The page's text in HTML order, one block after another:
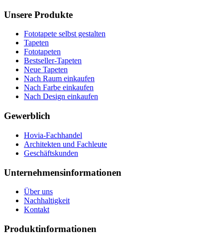
Unsere Produkte
Fototapete selbst gestalten
Tapeten
Fototapeten
Bestseller-Tapeten
Neue Tapeten
Nach Raum einkaufen
Nach Farbe einkaufen
Nach Design einkaufen
Gewerblich
Hovia-Fachhandel
Architekten und Fachleute
Geschäftskunden
Unternehmensinformationen
Über uns
Nachhaltigkeit
Kontakt
Produktinformationen